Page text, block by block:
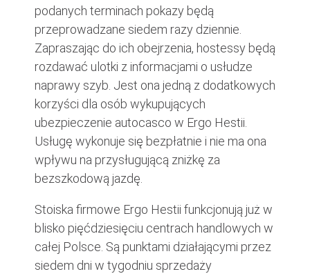
podanych terminach pokazy będą
przeprowadzane siedem razy dziennie.
Zapraszając do ich obejrzenia, hostessy będą
rozdawać ulotki z informacjami o usłudze
naprawy szyb. Jest ona jedną z dodatkowych
korzyści dla osób wykupujących
ubezpieczenie autocasco w Ergo Hestii.
Usługę wykonuje się bezpłatnie i nie ma ona
wpływu na przysługującą zniżkę za
bezszkodową jazdę.
Stoiska firmowe Ergo Hestii funkcjonują już w
blisko pięćdziesięciu centrach handlowych w
całej Polsce. Są punktami działającymi przez
siedem dni w tygodniu sprzedaży